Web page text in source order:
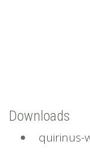
Downloads
quirinus-